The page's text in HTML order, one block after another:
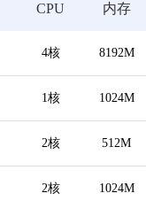
CPU 内存
4核 8192M
1核 1024M
2核 512M
2核 1024M